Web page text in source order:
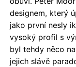
designem, který
jako první nesly
vysoký profil s
byl tehdy něco
jejich slávě